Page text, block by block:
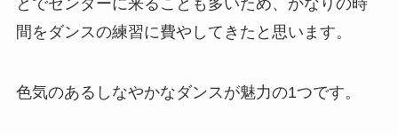
とでセンターに来ることも多いため、かなりの時
間をダンスの練習に費やしてきたと思います。
色気のあるしなやかなダンスが魅力の1つです。